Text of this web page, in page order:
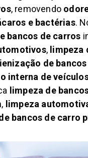
, removendo
e bactérias.
bancos de carros
, limpeza
de
interna de
limpeza de
, limpeza
bancos de carro